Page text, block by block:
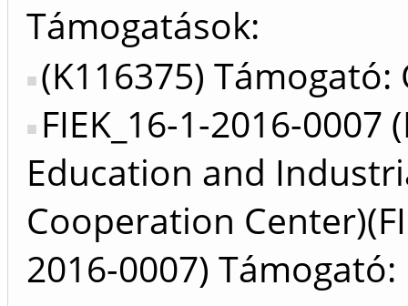
Támogatások:
(K116375) Támogató:
FIEK_16-1-2016-0007
Education and
Cooperation
2016-0007) Támogató: